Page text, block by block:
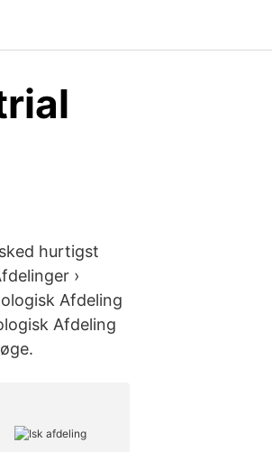
hurtigst
›
Afdeling
Afdeling